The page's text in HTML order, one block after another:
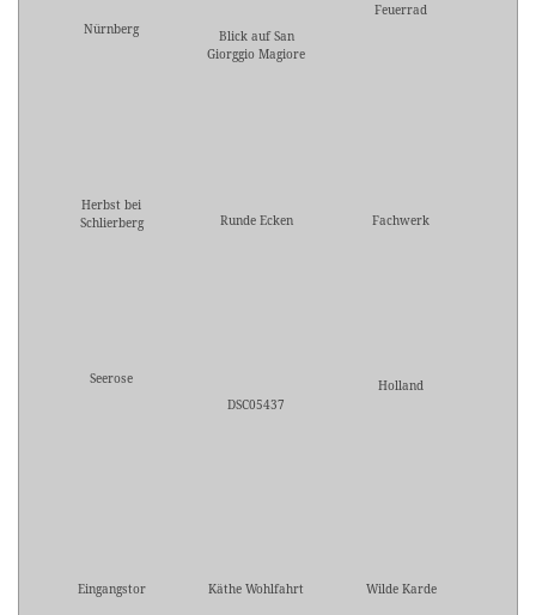
Nürnberg
Blick auf San
Giorggio Magiore
Feuerrad
Herbst bei
Schlierberg
Runde Ecken Fachwerk
Seerose
DSC05437
Holland
Eingangstor Käthe Wohlfahrt Wilde Karde